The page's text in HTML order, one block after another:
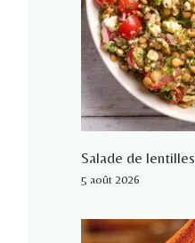
Salade de lentilles
5 août 2026